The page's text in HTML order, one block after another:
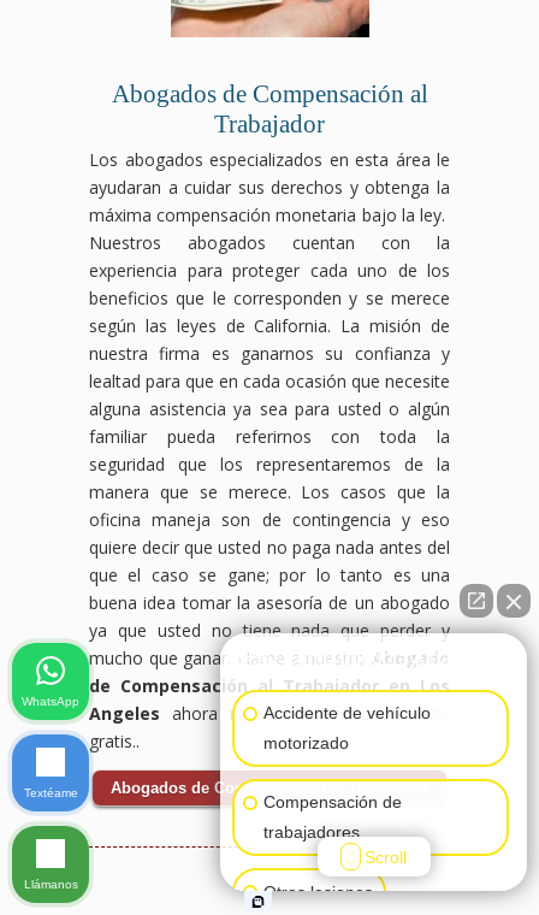
Abogados de Compensación al
Trabajador
Los abogados especializados en esta área le
ayudaran a cuidar sus derechos y obtenga la
máxima compensación monetaria bajo la ley.
Nuestros abogados cuentan con la
experiencia para proteger cada uno de los
beneficios que le corresponden y se merece
según las leyes de California. La misión de
nuestra firma es ganarnos su confianza y
lealtad para que en cada ocasión que necesite
alguna asistencia ya sea para usted o algún
familiar pueda referirnos con toda la
seguridad que los representaremos de la
manera que se merece. Los casos que la
oficina maneja son de contingencia y eso
quiere decir que usted no paga nada antes del
que el caso se gane; por lo tanto es una
buena idea tomar la asesoría de un abogado
ya que usted no tiene nada que perder y
mucho que ganar. Llame a nuestro Abogado
de Compensación al Trabajador en Los
Angeles ahora mismo para una consulta
gratis..
Abogados de Compensación al Trabajador
👋🏼¿Cómo puedo ayudarte?
Accidente de vehículo
motorizado
Compensación de
trabajadores
Otras lesiones
Scroll
WhatsApp
Textéame
Llámanos